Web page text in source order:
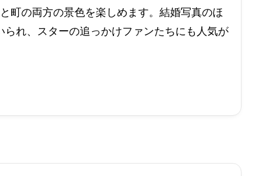
町の両方の景色を楽しめます。結婚写真のほ
れ、スターの追っかけファンたちにも人気が